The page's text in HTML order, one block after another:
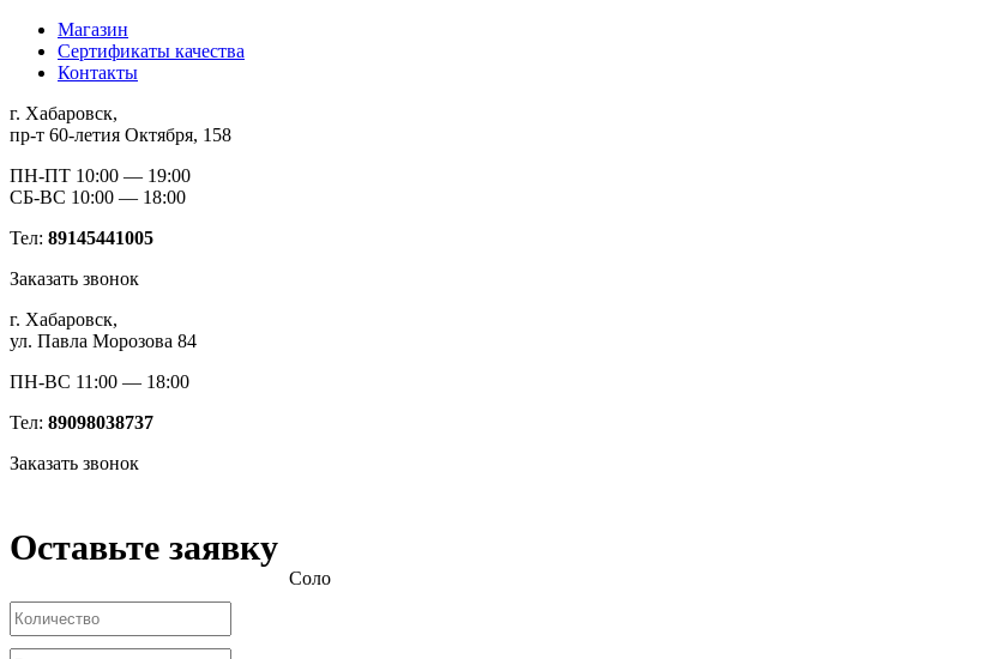
Магазин
Сертификаты качества
Контакты
г. Хабаровск,
пр-т 60-летия Октября, 158
ПН-ПТ 10:00 — 19:00
СБ-ВС 10:00 — 18:00
Тел: 89145441005
Заказать звонок
г. Хабаровск,
ул. Павла Морозова 84
ПН-ВС 11:00 — 18:00
Тел: 89098038737
Заказать звонок
Оставьте заявку
Соло